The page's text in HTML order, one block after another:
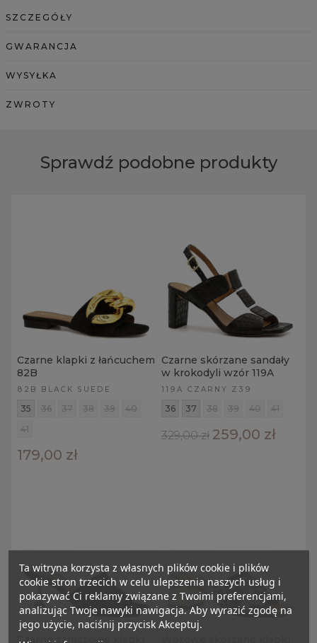
SZCZEGÓŁY
GWARANCJA
WYSYŁKA
ZWROTY
Sprawdź podobne produkty
Czarne klapki z łańcuchem
82B
82B BLACK SUEDE
35 36 37 38 39
40
41
179,00 zł
Czarne skórzane sandały
w krokodyli wzór 119A
119A CZARNY Z39
36 37 38 39 40 41
329,00 zł 259,00 zł
Czarne zamszowe klapki
Ta witryna korzysta z własnych plików cookie i plików
cookie stron trzecich w celu ulepszenia naszych usług i
pokazywać Ci reklamy związane z Twoimi preferencjami,
analizując Twoje nawyki nawigacja. Aby wyrazić zgodę na
jego użycie, naciśnij przycisk Akceptuj.